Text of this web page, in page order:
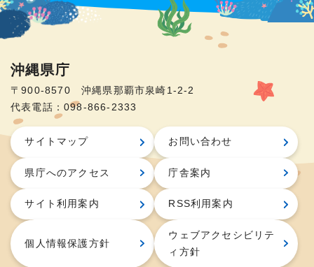
沖縄県庁
〒900-8570 沖縄県那覇市泉崎1-2-2
代表電話：098-866-2333
サイトマップ お問い合わせ
県庁へのアクセス 庁舎案内
サイト利用案内 RSS利用案内
個人情報保護方針
ウェブアクセシビリテ
ィ方針